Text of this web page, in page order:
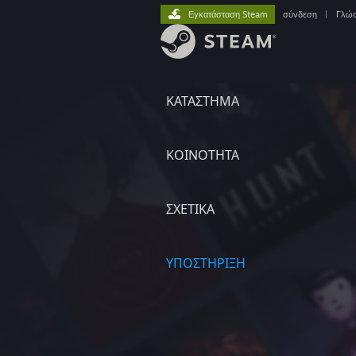
ΚΑΤΑΣΤΗΜΑ
ΚΟΙΝΟΤΗΤΑ
ΣΧΕΤΙΚΆ
ΥΠΟΣΤΗΡΙΞΗ
Εγκατάσταση Steam σύνδεση